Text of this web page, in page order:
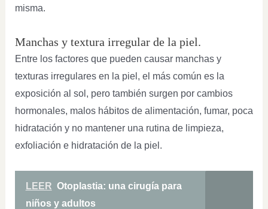
misma.
Manchas y textura irregular de la piel.
Entre los factores que pueden causar manchas y
texturas irregulares en la piel, el más común es la
exposición al sol, pero también surgen por cambios
hormonales, malos hábitos de alimentación, fumar, poca
hidratación y no mantener una rutina de limpieza,
exfoliación e hidratación de la piel.
LEER Otoplastia: una cirugía para
niños y adultos